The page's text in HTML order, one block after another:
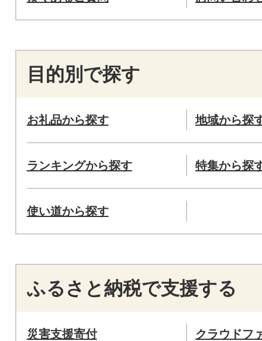
目的別で探す
お礼品から探す 地域から探
ランキングから探す 特集から探
使い道から探す
ふるさと納税で支援する
災害支援寄付 クラウドフ